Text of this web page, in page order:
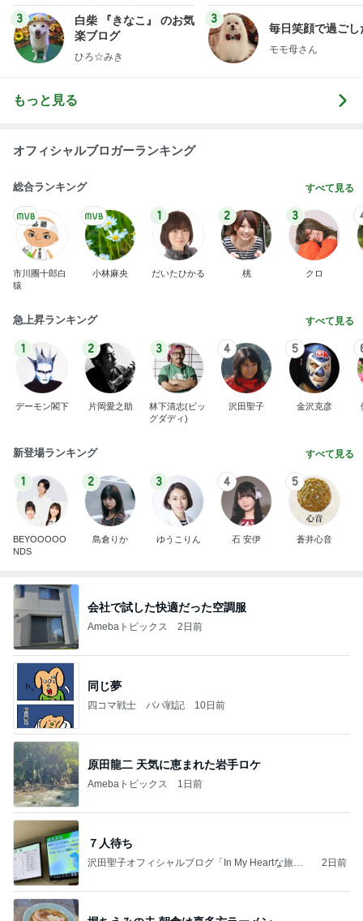
3
白柴 『きなこ』 のお気
楽ブログ
ひろ☆みき
3
毎日笑顔で過ごし
モモ母さん
もっと見る
オフィシャルブロガーランキング
総合ランキング すべて見る
市川團十郎白
猿
小林麻央
1
だいたひかる
2
桃
3
クロ
急上昇ランキング すべて見る
1
デーモン閣下
2
片岡愛之助
3
林下清志(ビッ
グダディ)
4
沢田聖子
5
金沢克彦
新登場ランキング すべて見る
1
BEYOOOOO
NDS
2
島倉りか
3
ゆうこりん
4
石 安伊
5
蒼井心音
会社で試した快適だった空調服
Amebaトピックス 2日前
同じ夢
四コマ戦士 パパ戦記 10日前
原田龍二 天気に恵まれた岩手ロケ
Amebaトピックス 1日前
７人待ち
沢田聖子オフィシャルブログ「In My Heartな旅日
2日前